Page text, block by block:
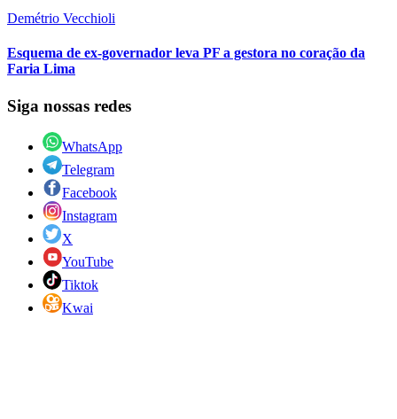
Demétrio Vecchioli
Esquema de ex-governador leva PF a gestora no coração da
Faria Lima
Siga nossas redes
WhatsApp
Telegram
Facebook
Instagram
X
YouTube
Tiktok
Kwai